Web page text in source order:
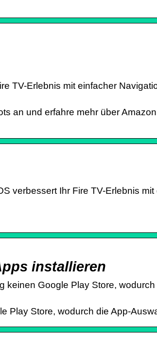
TV-Erlebnis mit einfacher
an und erfahre mehr über
verbessert Ihr Fire TV-Erlebnis
installieren
Google Play Store,
Play Store, wodurch die App-